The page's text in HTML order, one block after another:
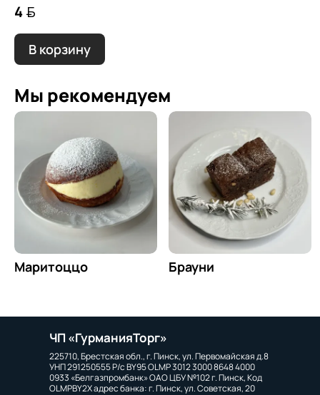
4 
В корзину
Мы рекомендуем
Маритоццо Брауни
ЧП «ГурманияТорг»
225710, Брестская обл., г. Пинск, ул. Первомайская д.8
УНП 291250555 Р/с BY95 OLMP 3012 3000 8648 4000
0933 «Белгазпромбанк» ОАО ЦБУ №102 г. Пинск, Код
OLMPBY2X адрес банка: г. Пинск, ул. Советская, 20